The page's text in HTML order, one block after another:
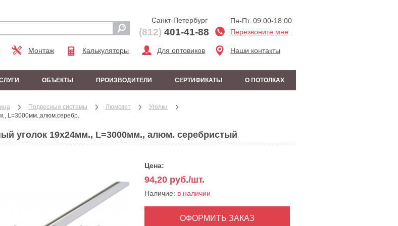
Монтаж Калькуляторы Для оптовиков
Пн-Пт. 09:00-18:00
Перезвоните мне
Наши контакты
Санкт-Петербург
(812) 401-41-88
ОБЪЕКТЫ ПРОИЗВОДИТЕЛИ СЕРТИФИКАТЫ О ПОТОЛКАХ
Подвесные системы Люмсвет
Уголки
L=3000мм.,алюм.серебр.
уголок 19х24мм., L=3000мм., алюм. серебристый
Цена:
94,20 руб./шт.
Наличие: в наличии